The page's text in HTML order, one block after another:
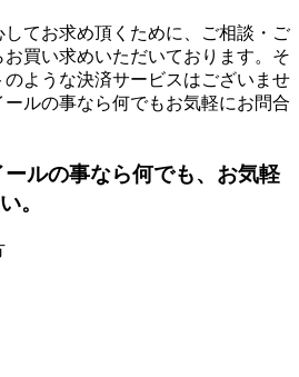
てお求め頂くために、ご相談・ご
買い求めいただいております。そ
ような決済サービスはございませ
ルの事なら何でもお気軽にお問合
ルの事なら何でも、お気軽
。